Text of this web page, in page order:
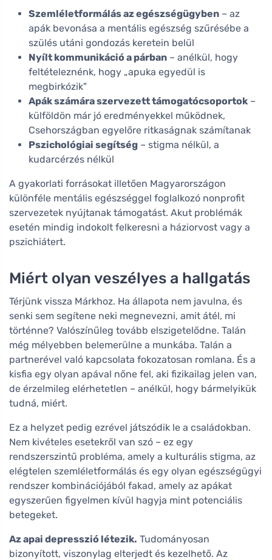
Szemléletformálás az egészségügyben – az
apák bevonása a mentális egészség szűrésébe a
szülés utáni gondozás keretein belül
Nyílt kommunikáció a párban – anélkül, hogy
feltételeznénk, hogy „apuka egyedül is
megbirkózik"
Apák számára szervezett támogatócsoportok –
külföldön már jó eredményekkel működnek,
Csehországban egyelőre ritkaságnak számítanak
Pszichológiai segítség – stigma nélkül, a
kudarcérzés nélkül
A gyakorlati forrásokat illetően Magyarországon
különféle mentális egészséggel foglalkozó nonprofit
szervezetek nyújtanak támogatást. Akut problémák
esetén mindig indokolt felkeresni a háziorvost vagy a
pszichiátert.
Miért olyan veszélyes a hallgatás
Térjünk vissza Márkhoz. Ha állapota nem javulna, és
senki sem segítene neki megnevezni, amit átél, mi
történne? Valószínűleg tovább elszigetelődne. Talán
még mélyebben belemerülne a munkába. Talán a
partnerével való kapcsolata fokozatosan romlana. És a
kisfia egy olyan apával nőne fel, aki fizikailag jelen van,
de érzelmileg elérhetetlen – anélkül, hogy bármelyikük
tudná, miért.
Ez a helyzet pedig ezrével játszódik le a családokban.
Nem kivételes esetekről van szó – ez egy
rendszerszintű probléma, amely a kulturális stigma, az
elégtelen szemléletformálás és egy olyan egészségügyi
rendszer kombinációjából fakad, amely az apákat
egyszerűen figyelmen kívül hagyja mint potenciális
betegeket.
Az apai depresszió létezik. Tudományosan
bizonyított, viszonylag elterjedt és kezelhető. Az